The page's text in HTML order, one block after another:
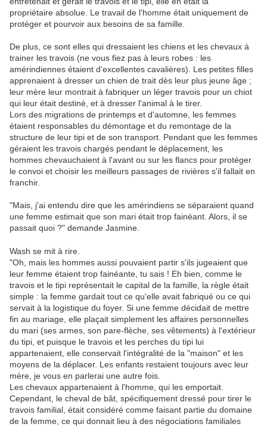
propriétaire absolue. Le travail de l'homme était uniquement de
protéger et pourvoir aux besoins de sa famille.
De plus, ce sont elles qui dressaient les chiens et les chevaux à
trainer les travois (ne vous fiez pas à leurs robes : les
amérindiennes étaient d'excellentes cavalières). Les petites filles
apprenaient à dresser un chien de trait dès leur plus jeune âge ;
leur mère leur montrait à fabriquer un léger travois pour un chiot
qui leur était destiné, et à dresser l'animal à le tirer.
Lors des migrations de printemps et d'automne, les femmes
étaient responsables du démontage et du remontage de la
structure de leur tipi et de son transport. Pendant que les femmes
géraient les travois chargés pendant le déplacement, les
hommes chevauchaient à l'avant ou sur les flancs pour protéger
le convoi et choisir les meilleurs passages de rivières s'il fallait en
franchir.
"Mais, j'ai entendu dire que les amérindiens se séparaient quand
une femme estimait que son mari était trop fainéant. Alors, il se
passait quoi ?" demande Jasmine.
Wash se mit à rire.
"Oh, mais les hommes aussi pouvaient partir s'ils jugeaient que
leur femme étaient trop fainéante, tu sais ! Eh bien, comme le
travois et le tipi représentait le capital de la famille, la règle était
simple : la femme gardait tout ce qu'elle avait fabriqué ou ce qui
servait à la logistique du foyer. Si une femme décidait de mettre
fin au mariage, elle plaçait simplement les affaires personnelles
du mari (ses armes, son pare-flèche, ses vêtements) à l'extérieur
du tipi, et puisque le travois et les perches du tipi lui
appartenaient, elle conservait l'intégralité de la "maison" et les
moyens de la déplacer. Les enfants restaient toujours avec leur
mère, je vous en parlerai une autre fois.
Les chevaux appartenaient à l'homme, qui les emportait.
Cependant, le cheval de bât, spécifiquement dressé pour tirer le
travois familial, était considéré comme faisant partie du domaine
de la femme, ce qui donnait lieu à des négociations familiales